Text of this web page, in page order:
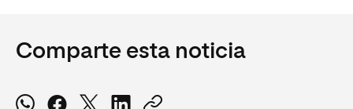
Comparte esta noticia